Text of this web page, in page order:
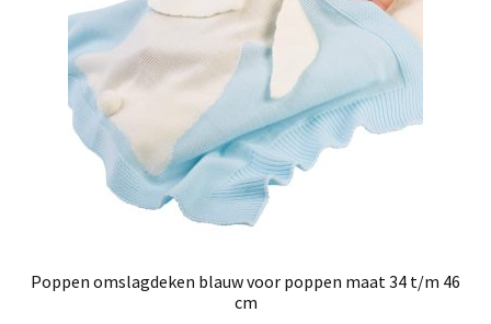
Poppen omslagdeken blauw voor poppen maat 34 t/m 46
cm